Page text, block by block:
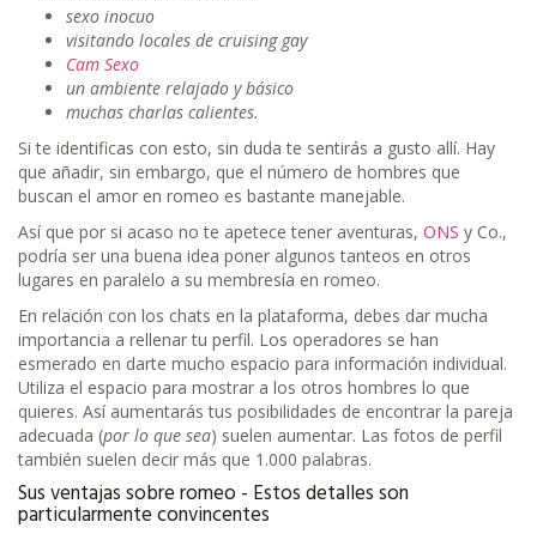
sexo inocuo
visitando locales de cruising gay
Cam Sexo
un ambiente relajado y básico
muchas charlas calientes.
Si te identificas con esto, sin duda te sentirás a gusto allí. Hay
que añadir, sin embargo, que el número de hombres que
buscan el amor en romeo es bastante manejable.
Así que por si acaso no te apetece tener aventuras, ONS y Co.,
podría ser una buena idea poner algunos tanteos en otros
lugares en paralelo a su membresía en romeo.
En relación con los chats en la plataforma, debes dar mucha
importancia a rellenar tu perfil. Los operadores se han
esmerado en darte mucho espacio para información individual.
Utiliza el espacio para mostrar a los otros hombres lo que
quieres. Así aumentarás tus posibilidades de encontrar la pareja
adecuada (por lo que sea) suelen aumentar. Las fotos de perfil
también suelen decir más que 1.000 palabras.
Sus ventajas sobre romeo - Estos detalles son
particularmente convincentes